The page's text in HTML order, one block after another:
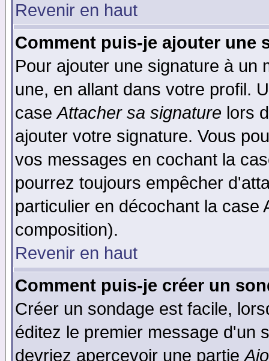
Revenir en haut
Comment puis-je ajouter une
Pour ajouter une signature à un
une, en allant dans votre profil.
caseAttacher sa signature lors
ajouter votre signature. Vous
vos messages en cochant la
pourrez toujours empêcher
particulier en décochant la
composition).
Revenir en haut
Comment puis-je créer un
Créer un sondage est facile,
éditez le premier message d'un
devriez apercevoir une partie